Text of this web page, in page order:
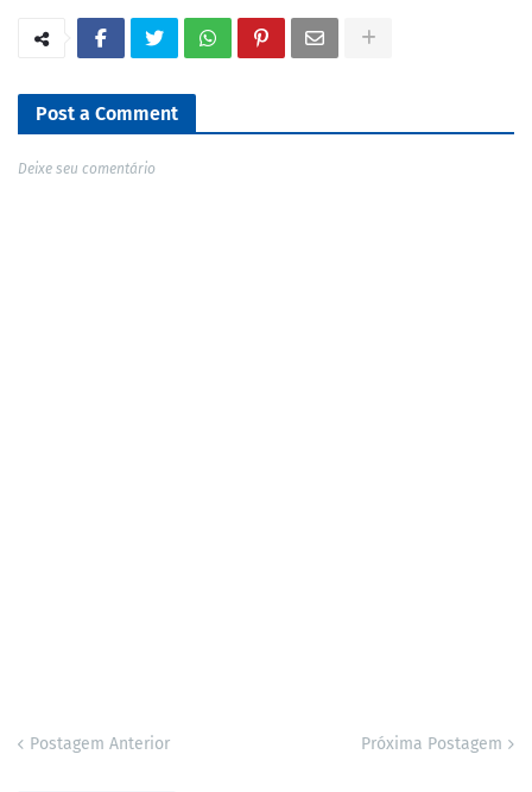
Post a Comment
Deixe seu comentário
Postagem Anterior Próxima Postagem